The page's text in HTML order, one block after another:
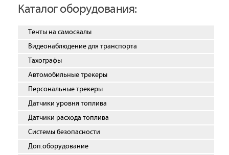
Каталог оборудования:
Тенты на самосвалы
Видеонаблюдение для транспорта
Тахографы
Автомобильные трекеры
Персональные трекеры
Датчики уровня топлива
Датчики расхода топлива
Системы безопасности
Доп.оборудование